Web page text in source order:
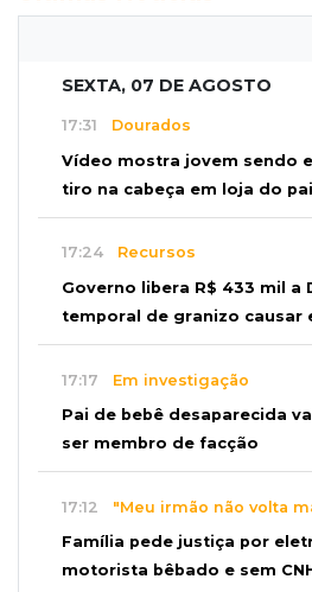
SEXTA, 07 DE AGOSTO
17:31 Dourados
Vídeo mostra jovem sendo
tiro na cabeça em loja do pai
17:24 Recursos
Governo libera R$ 433 mil a
temporal de granizo causar
17:17 Em investigação
Pai de bebê desaparecida
ser membro de facção
17:12 "Meu irmão não volta
Família pede justiça por
motorista bêbado e sem